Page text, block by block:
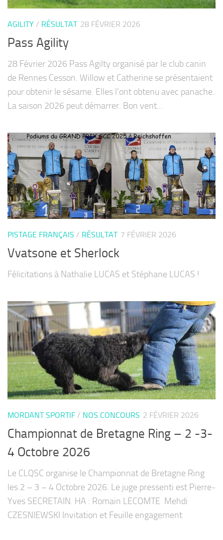
AGILITY / RÉSULTAT 28 FÉVRIER 2026
Pass Agility
28 Février 2026 Pass Agilty organisé par le club canin
de Rennes Cesson. Willow et Catherine se présentaient
pour obtenir le sésame. Elles l’ont obtenu avec panache.
La saison 2026 peut démarrer. Bon vent...
PISTAGE FRANÇAIS / RÉSULTAT 7 FÉVRIER 2026
Vvatsone et Sherlock
Félicitations à Nathalie LUCAS et Stéphane LUCAS !
MORDANT SPORTIF / NOS CONCOURS 2 FÉVRIER 2026
Championnat de Bretagne Ring – 2 -3-
4 Octobre 2026
Le CLQSC organise le Championnat de Bretagne Ring
les 2 – 3 – 4 Octobre 2026. Le juge pressenti est Pierre-
Yves SECRETAIN. HA : Romain LECOMTE Mehdi
CZESNIEWSKI Invitation et Feuille engagement